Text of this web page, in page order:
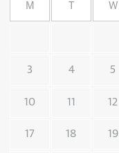
M W
3 4 5
10 11 12
17 18 19